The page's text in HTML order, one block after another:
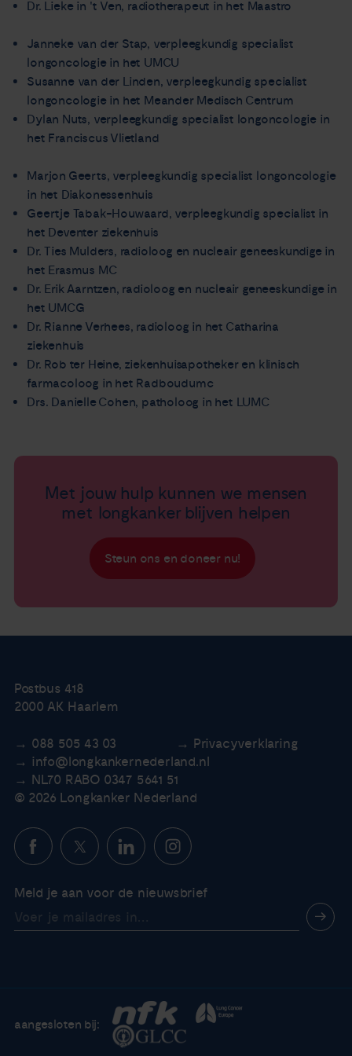
Dr. Lieke in 't Ven, radiotherapeut in het Maastro
Janneke van der Stap, verpleegkundig specialist
longoncologie in het UMCU
Susanne van der Linden, verpleegkundig specialist
longoncologie in het Meander Medisch Centrum
Dylan Nuts, verpleegkundig specialist longoncologie in
het Franciscus Vlietland
Marjon Geerts, verpleegkundig specialist longoncologie
in het Diakonessenhuis
Geertje Tabak-Houwaard, verpleegkundig specialist in
het Deventer ziekenhuis
Dr. Ties Mulders, radioloog en nucleair geneeskundige in
het Erasmus MC
Dr. Erik Aarntzen, radioloog en nucleair geneeskundige in
het UMCG
Dr. Rianne Verhees, radioloog in het Catharina
ziekenhuis
Dr. Rob ter Heine, ziekenhuisapotheker en klinisch
farmacoloog in het Radboudumc
Drs. Danielle Cohen, patholoog in het LUMC
Met jouw hulp kunnen we mensen
met longkanker blijven helpen
Steun ons en doneer nu!
Postbus 418
2000 AK Haarlem
088 505 43 03
Privacyverklaring
info@longkankernederland.nl
NL70 RABO 0347 5641 51
© 2026 Longkanker Nederland
Meld je aan voor de nieuwsbrief
aangesloten bij: